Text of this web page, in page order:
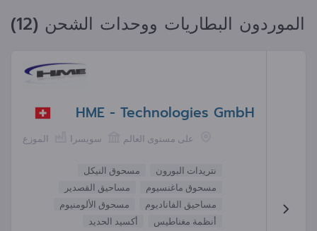
الموردون البطاريات ووحدات الشحن (12)
HME - Technologies GmbH
الموزع سويسرا على مستوى العالم
نتريدات البورون
مسحوق النيكل
مسحوق ماغنسيوم
مساحيق القصدير
مساحيق الفاناديوم
مسحوق الألومنيوم
أنظمة مغناطيس
أكسيد الحديد